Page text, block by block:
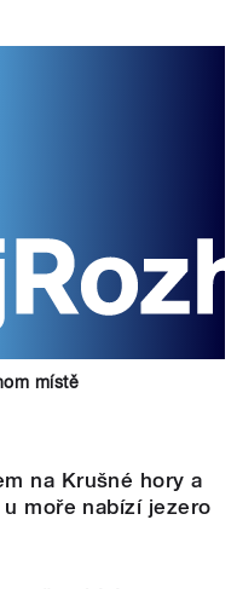
místě
na Krušné hory a
moře nabízí jezero